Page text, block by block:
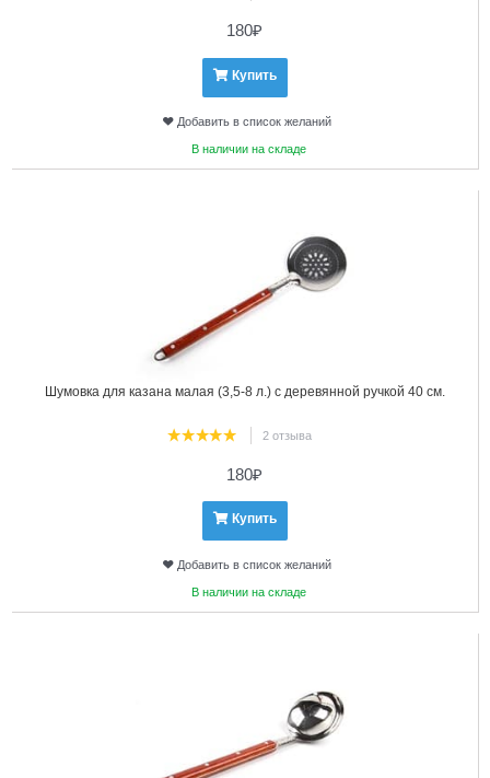
180₽
Купить
Добавить в список желаний
В наличии на складе
Шумовка для казана малая (3,5-8 л.) с деревянной ручкой 40 см.
2 отзыва
180₽
Купить
Добавить в список желаний
В наличии на складе